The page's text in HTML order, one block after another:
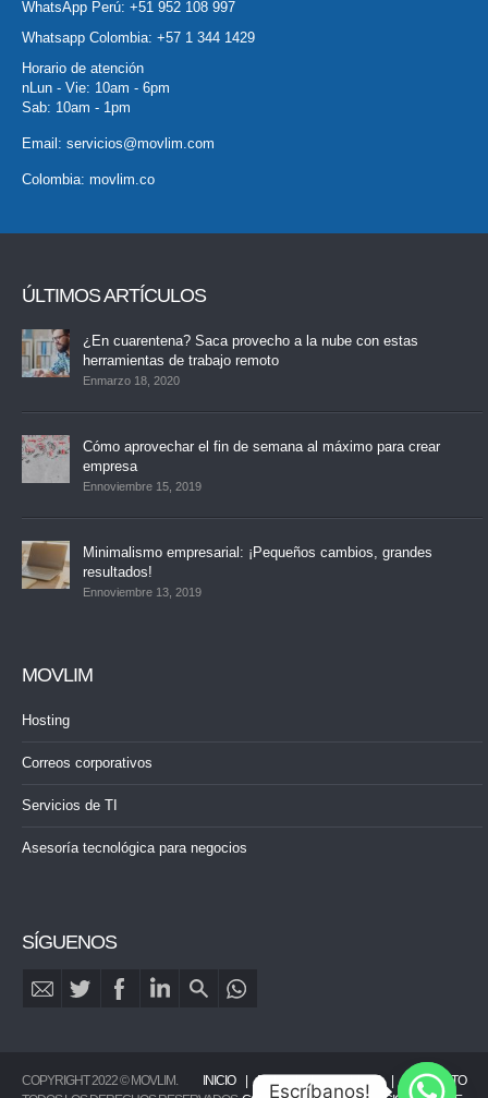
WhatsApp Perú: +51 952 108 997
Whatsapp Colombia: +57 1 344 1429
Horario de atención
nLun - Vie: 10am - 6pm
Sab: 10am - 1pm
Email: servicios@movlim.com
Colombia: movlim.co
ÚLTIMOS ARTÍCULOS
¿En cuarentena? Saca provecho a la nube con estas
herramientas de trabajo remoto
Enmarzo 18, 2020
Cómo aprovechar el fin de semana al máximo para crear
empresa
Ennoviembre 15, 2019
Minimalismo empresarial: ¡Pequeños cambios, grandes
resultados!
Ennoviembre 13, 2019
MOVLIM
Hosting
Correos corporativos
Servicios de TI
Asesoría tecnológica para negocios
SÍGUENOS
INICIO PORTAFOLIO BLOG CONTACTO
COPYRIGHT 2022 © MOVLIM.
Escríbanos!